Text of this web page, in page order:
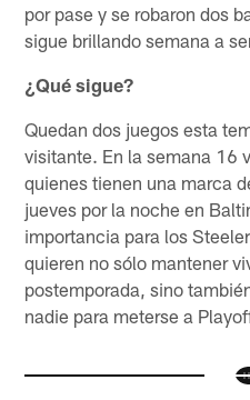
por pase y se robaron dos
sigue brillando semana a
¿Qué sigue?
Quedan dos juegos esta
visitante. En la semana 16
quienes tienen una marca
jueves por la noche en
importancia para los
quieren no sólo mantener
postemporada, sino
nadie para meterse a